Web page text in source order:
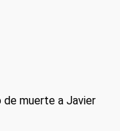
de muerte a Javier